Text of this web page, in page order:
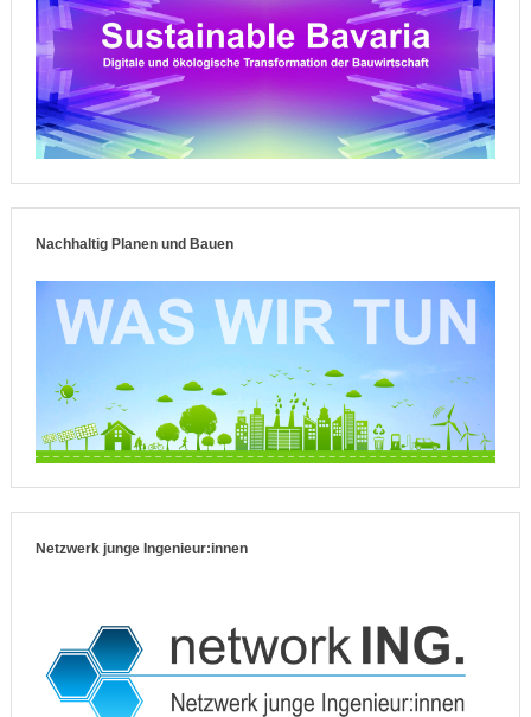
Nachhaltig Planen und Bauen
Netzwerk junge Ingenieur:innen